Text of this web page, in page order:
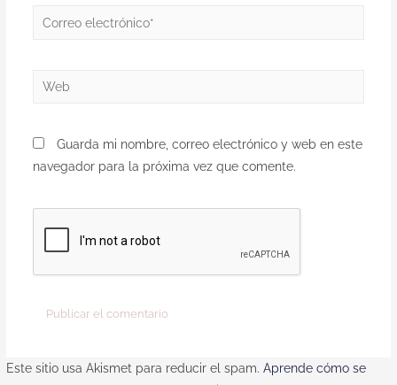
Guarda mi nombre, correo electrónico y web en este
navegador para la próxima vez que comente.
Este sitio usa Akismet para reducir el spam.Aprende cómo se